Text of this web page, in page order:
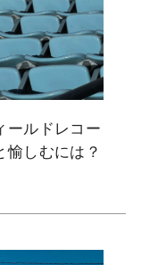
ールドレコー
愉しむには？